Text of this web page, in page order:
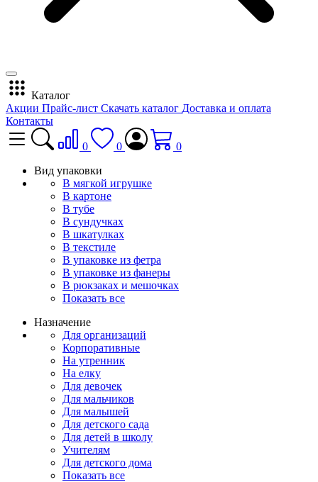
Каталог
Акции Прайс-лист Скачать каталог Доставка и оплата
Контакты
0 0
0
Вид упаковки
В мягкой игрушке
В картоне
В тубе
В сундучках
В шкатулках
В текстиле
В упаковке из фетра
В упаковке из фанеры
В рюкзаках и мешочках
Показать все
Назначение
Для организаций
Корпоративные
На утренник
На елку
Для девочек
Для мальчиков
Для малышей
Для детского сада
Для детей в школу
Учителям
Для детского дома
Показать все